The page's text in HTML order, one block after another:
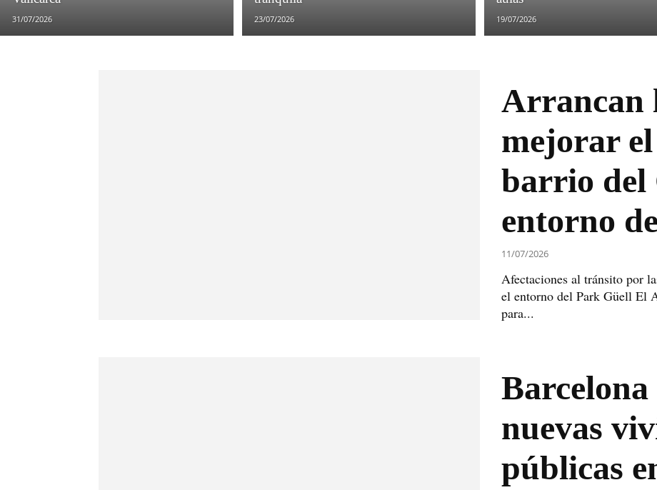
31/07/2026 23/07/2026 19/07/2026
Arrancan
mejorar el
barrio del
entorno
11/07/2026
Afectaciones al tránsito por
el entorno del Park Güell El
para...
nuevas
públicas